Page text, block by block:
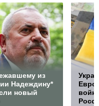
из
Надеждину*
новый